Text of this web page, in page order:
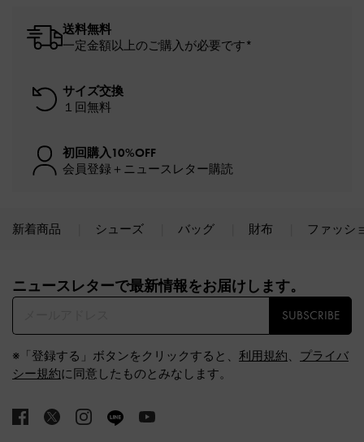
送料無料
一定金額以上のご購入が必要です*
サイズ交換
１回無料
初回購入10%OFF
会員登録＋ニュースレター購読
新着商品 シューズ バッグ 財布 ファッシ
ニュースレターで最新情報をお届けします。​
SUBSCRIBE
※「登録する」ボタンをクリックすると、 利用規約、 プライバ
シー規約に同意したものとみなします。